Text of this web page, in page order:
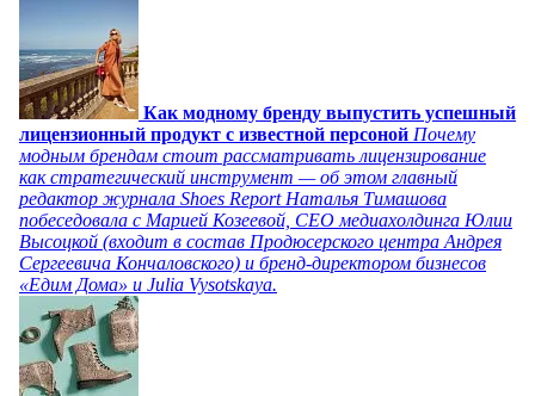
Как модному бренду выпустить успешный
лицензионный продукт с известной персоной Почему
модным брендам стоит рассматривать лицензирование
как стратегический инструмент — об этом главный
редактор журнала Shoes Report Наталья Тимашова
побеседовала с Марией Козеевой, СЕО медиахолдинга Юлии
Высоцкой (входит в состав Продюсерского центра Андрея
Сергеевича Кончаловского) и бренд-директором бизнесов
«Едим Дома» и Julia Vysotskaya.